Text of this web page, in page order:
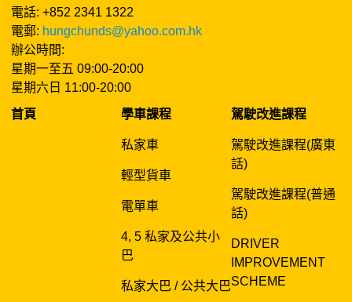
電話: +852 2341 1322
電郵: hungchunds@yahoo.com.hk
辦公時間:
星期一至五 09:00-20:00
星期六日 11:00-20:00
首頁
學車課程
私家車
輕型貨車
電單車
4, 5 私家及公共小
巴
私家大巴 / 公共大巴
駕駛改進課程
駕駛改進課程(廣東
話)
駕駛改進課程(普通
話)
DRIVER
IMPROVEMENT
SCHEME